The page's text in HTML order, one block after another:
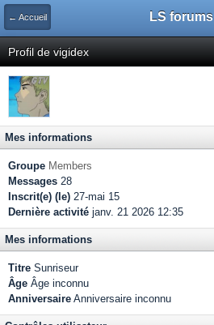
← Accueil LS forums
Profil de vigidex
Mes informations
Groupe Members
Messages 28
Inscrit(e) (le) 27-mai 15
Dernière activité janv. 21 2026 12:35
Mes informations
Titre Sunriseur
Âge Âge inconnu
Anniversaire Anniversaire inconnu